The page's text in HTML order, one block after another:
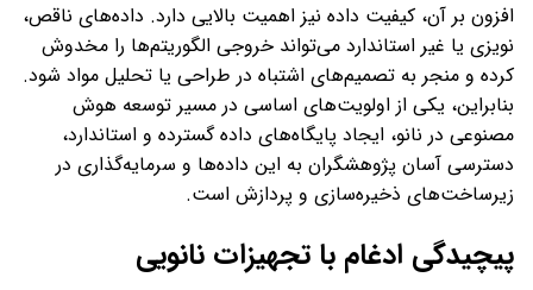
افزون بر آن، کیفیت داده نیز اهمیت بالایی دارد. داده‌های ناقص،
نویزی یا غیر استاندارد می‌تواند خروجی الگوریتم‌ها را مخدوش
کرده و منجر به تصمیم‌های اشتباه در طراحی یا تحلیل مواد شود.
بنابراین، یکی از اولویت‌های اساسی در مسیر توسعه هوش
مصنوعی در نانو، ایجاد پایگاه‌های داده گسترده و استاندارد،
دسترسی آسان پژوهشگران به این داده‌ها و سرمایه‌گذاری در
زیرساخت‌های ذخیره‌سازی و پردازش است.
پیچیدگی ادغام با تجهیزات نانویی